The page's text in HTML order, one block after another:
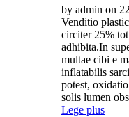
by admin on
Venditio
circiter 25%
adhibita.In
multae cibi e
inflatabilis
potest,
solis lumen
Lege plus